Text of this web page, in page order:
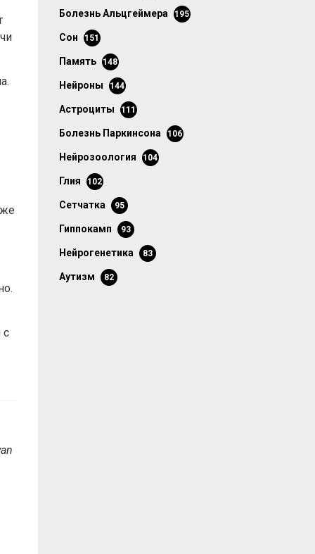
с
болезнь Альцгеймера 195
сон 151
память 148
нейроны 144
астроциты 111
болезнь Паркинсона 106
нейрозоология 104
глия 102
сетчатка 95
гиппокамп 93
нейрогенетика 83
аутизм 82